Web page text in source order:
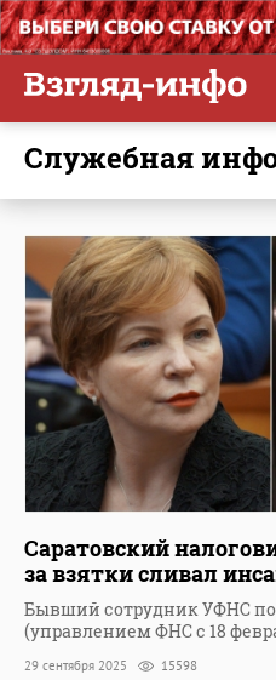
служебная
Саратовский
за взятки сливал
Бывший сотрудник УФНС по
(управлением ФНС с 18
29 сентября 2025 15598